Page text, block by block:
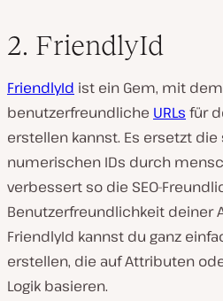
2. FriendlyId
FriendlyId ist ein Gem, mit
benutzerfreundliche URLs für
erstellen kannst. Es ersetzt
numerischen IDs durch
verbessert so die SEO-
Benutzerfreundlichkeit deiner
FriendlyId kannst du ganz
erstellen, die auf Attributen
Logik basieren.